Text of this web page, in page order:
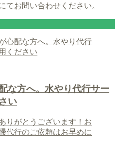
てお問い合わせください。
な方へ。水やり代行サー
い